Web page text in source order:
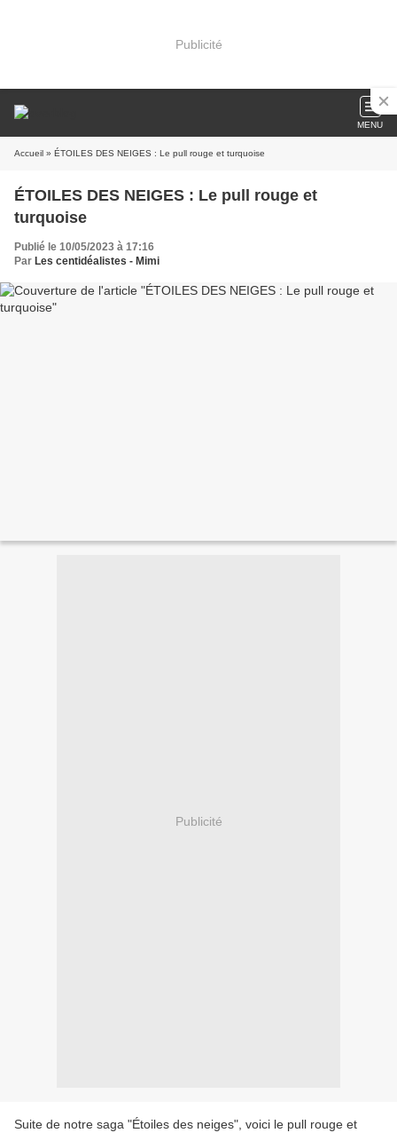
Publicité
MENU
Accueil » ÉTOILES DES NEIGES : Le pull rouge et turquoise
ÉTOILES DES NEIGES : Le pull rouge et
turquoise
Publié le 10/05/2023 à 17:16
Par Les centidéalistes - Mimi
Publicité
Suite de notre saga "Étoiles des neiges", voici le pull rouge et